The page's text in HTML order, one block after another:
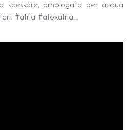
spessore, omologato per acqua
#atria #atoxatria...